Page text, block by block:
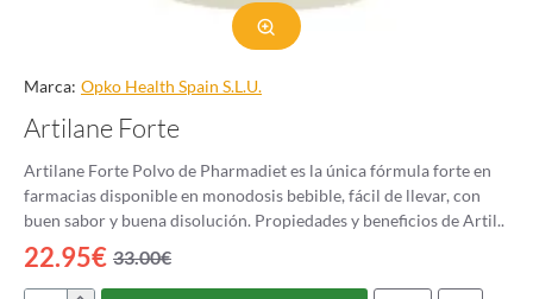
Marca: Opko Health Spain S.L.U.
Artilane Forte
Artilane Forte Polvo de Pharmadiet es la única fórmula forte en
farmacias disponible en monodosis bebible, fácil de llevar, con
buen sabor y buena disolución. Propiedades y beneficios de Artil..
22.95€ 33.00€